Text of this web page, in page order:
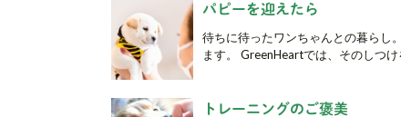
パピーを迎えたら
待ちに待ったワンちゃんとの暮らし
ます。 GreenHeartでは、そのしつ
トレーニングのご褒美